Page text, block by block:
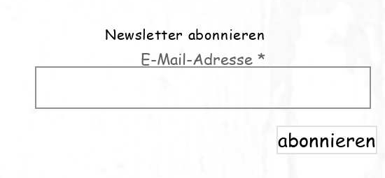
Newsletter abonnieren
E-Mail-Adresse
abonnieren